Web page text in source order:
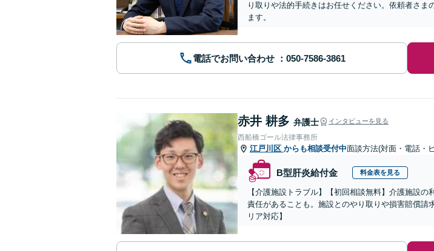
り取りや法的手続きはお任せください。依頼者さ
ます。
電話でお問い合わせ
赤井 耕多 弁護士 インタビューを見る
西船橋ゴール法律事務所
江戸川区 からも相談受付中面談方法(対面・電話・
B型肝炎給付金 料金表を見る
【介護施設トラブル】【初回相談無料】介護施設
責任があることも。施設とのやり取りや損害賠償
リア対応】